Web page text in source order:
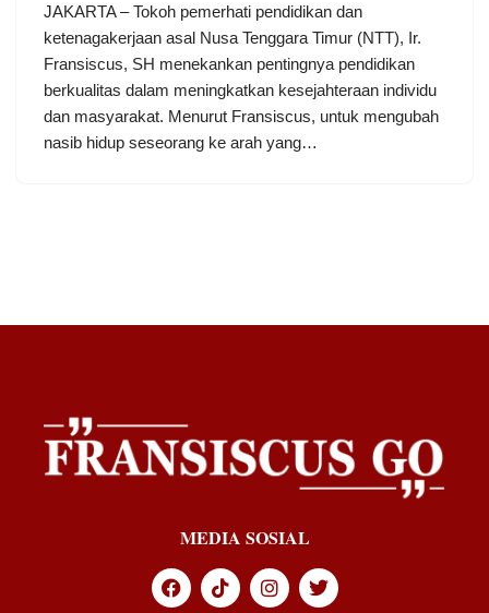
JAKARTA – Tokoh pemerhati pendidikan dan
ketenagakerjaan asal Nusa Tenggara Timur (NTT), Ir.
Fransiscus, SH menekankan pentingnya pendidikan
berkualitas dalam meningkatkan kesejahteraan individu
dan masyarakat. Menurut Fransiscus, untuk mengubah
nasib hidup seseorang ke arah yang…
MEDIA SOSIAL